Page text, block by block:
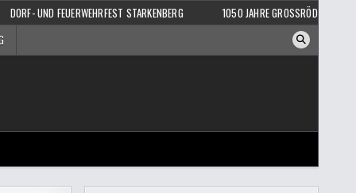
DORF- UND FEUERWEHRFEST STARKENBERG
1050 JAHRE GROSSRÖDA / 75